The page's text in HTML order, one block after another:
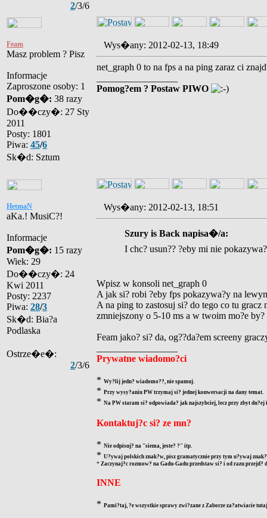
2/3/6
Feam
Masz problem ? Pisz
Informacje
Zaproszone osoby: 1
Pom�g�: 38 razy
Do��czy�: 27 Sty
2011
Posty: 1801
Piwa: 45/6
Sk�d: Sztum
Wys�any: 2012-02-13, 18:49
net_graph 0 to na fps a na ping zaraz ci
Pomog?em ? Postaw PIWO
HetmaN
aKa.! MusiC?!
Informacje
Pom�g�: 15 razy
Wiek: 29
Do��czy�: 24
Kwi 2011
Posty: 2237
Piwa: 28/3
Sk�d: Bia?a
Podlaska
Ostrze�e�:
2/3/6
Wys�any: 2012-02-13, 18:51
Szury is Back napisa�/a:
I chc? usun?? ?eby mi nie
Wpisz w konsoli net_graph 0
A jak si? robi ?eby fps pokazywa?y na
A na ping to zastosuj si? do tego co tu gracz
zmniejszony o 5-10 ms a w twoim mo?e by?
Feam jako? si? da, og??da?em screeny
Prywatne wiadomo?ci
* Wy?lij jedn? wiadomo??, nie spamuj.
* Przy wysy?aniu PW trzymaj si? jednej konwersacji na dany temat.
* Na PW staram si? odpowiada? jak najszybciej, lecz przy zbyt
Kontaktuj?c si? ze mn?
* Nie odpisuj? na "siema, jeste? ?" itp.
* U?ywaj polskich znak?w, pisz gramatycznie przy tym u?ywaj
* Zaczynaj?c rozmow? na Gadu-Gadu przedstaw si? i od razu przejd?
INNE
* Pami?taj, ?e wszystkie sprawy zwi?zane z Zaborze za?atwiacie